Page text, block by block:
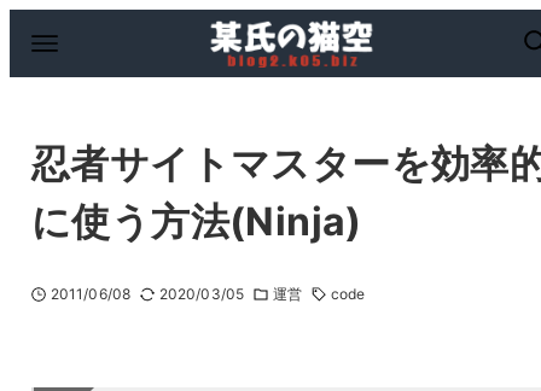
忍者サイトマスターを効率
に使う方法(Ninja)
2011/06/08 2020/03/05 運営 code